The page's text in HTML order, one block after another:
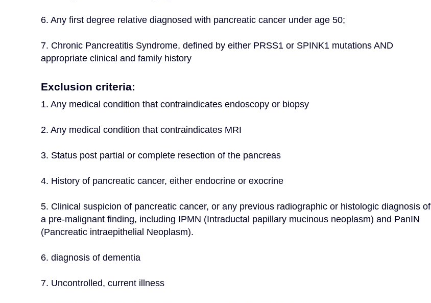
6. Any first degree relative diagnosed with pancreatic cancer under age 50;
7. Chronic Pancreatitis Syndrome, defined by either PRSS1 or SPINK1 mutations AND
appropriate clinical and family history
Exclusion criteria:
1. Any medical condition that contraindicates endoscopy or biopsy
2. Any medical condition that contraindicates MRI
3. Status post partial or complete resection of the pancreas
4. History of pancreatic cancer, either endocrine or exocrine
5. Clinical suspicion of pancreatic cancer, or any previous radiographic or histologic diagnosis of
a pre-malignant finding, including IPMN (Intraductal papillary mucinous neoplasm) and PanIN
(Pancreatic intraepithelial Neoplasm).
6. diagnosis of dementia
7. Uncontrolled, current illness